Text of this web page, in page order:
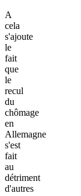
A
cela
s'ajoute
le
fait
que
le
recul
du
chômage
en
Allemagne
s'est
fait
au
détriment
d'autres